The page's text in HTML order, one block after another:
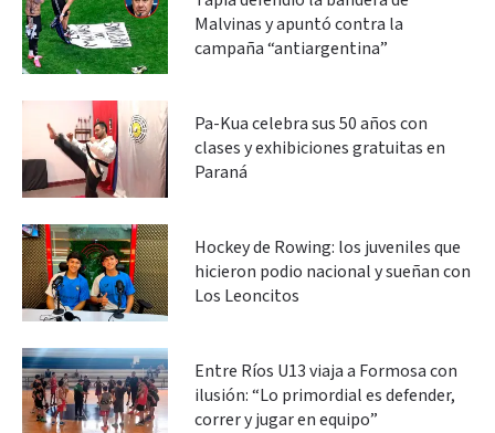
Malvinas y apuntó contra la
campaña “antiargentina”
Pa-Kua celebra sus 50 años con
clases y exhibiciones gratuitas en
Paraná
Hockey de Rowing: los juveniles que
hicieron podio nacional y sueñan con
Los Leoncitos
Entre Ríos U13 viaja a Formosa con
ilusión: “Lo primordial es defender,
correr y jugar en equipo”